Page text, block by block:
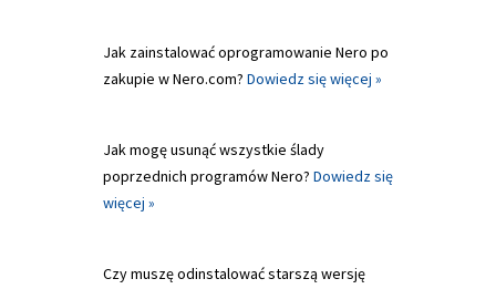
Jak zainstalować oprogramowanie Nero po
zakupie w Nero.com? Dowiedz się więcej »
Jak mogę usunąć wszystkie ślady
poprzednich programów Nero? Dowiedz się
więcej »
Czy muszę odinstalować starszą wersję